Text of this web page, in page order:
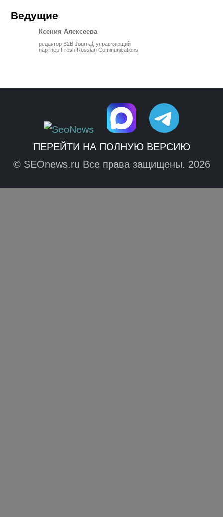
Ведущие
Ксения Алексеева
редактор B2B Journal, управляющий
партнер Fresh Russian Communications
ПЕРЕЙТИ НА ПОЛНУЮ ВЕРСИЮ
© SEOnews.ru Все права защищены. 2026